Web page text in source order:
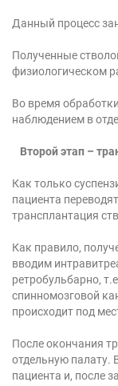
Данный процесс
Полученные
физиологическом
Во время
наблюдением в
Второй этап –
Как только
пациента
трансплантация
Как правило,
вводим
ретробульбарно,
спинномозговой
происходит под
После окончания
отдельную палату.
пациента и, после